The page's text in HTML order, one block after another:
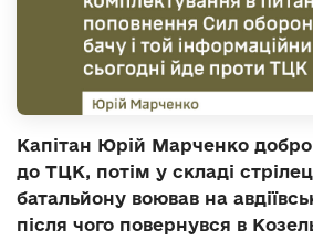
Капітан Юрій Марченко
до ТЦК, потім у складі
батальйону воював на
після чого повернувся в